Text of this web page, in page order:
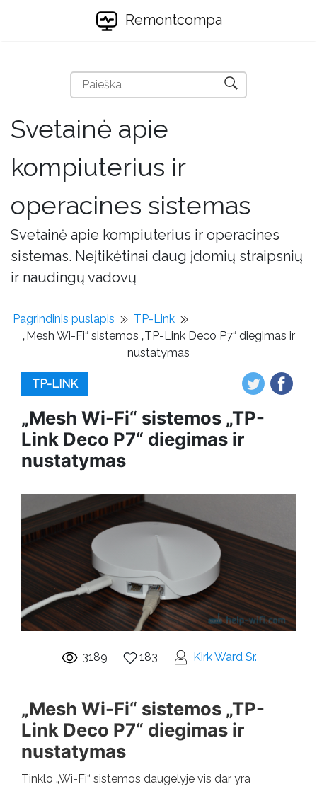
Remontcompa
Svetainė apie
kompiuterius ir
operacines sistemas
Svetainė apie kompiuterius ir operacines
sistemas. Neįtikėtinai daug įdomių straipsnių
ir naudingų vadovų
Pagrindinis puslapis
TP-Link
„Mesh Wi-Fi“ sistemos „TP-Link Deco P7“ diegimas ir
nustatymas
TP-LINK
„Mesh Wi-Fi“ sistemos „TP-
Link Deco P7“ diegimas ir
nustatymas
3189 183 Kirk Ward Sr.
„Mesh Wi-Fi“ sistemos „TP-
Link Deco P7“ diegimas ir
nustatymas
Tinklo „Wi-Fi“ sistemos daugelyje vis dar yra